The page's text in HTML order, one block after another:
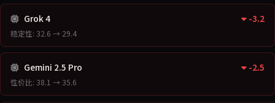
Grok 4 -3.2
稳定性: 32.6 → 29.4
Gemini 2.5 Pro -2.5
性价比: 38.1 → 35.6